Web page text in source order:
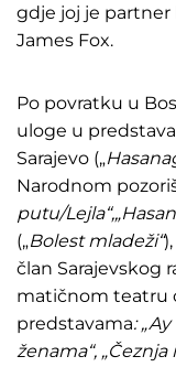
gdje joj je
James Fox.
Po povratku u
uloge u
Sarajevo („
Narodnom
putu/
(„Bolest mladeži“
član Sarajevskog
matičnom teatru
predstavama: „Ay
ženama“, „Čeznja